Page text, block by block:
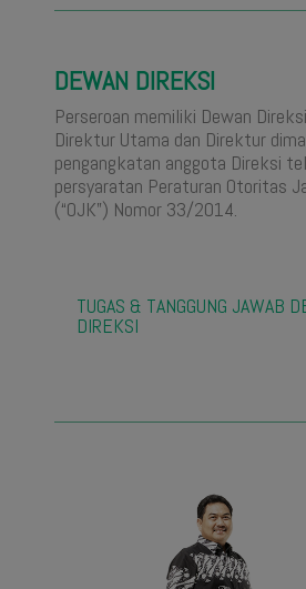
DEWAN DIREKSI
Perseroan memiliki Dewan
Direktur Utama dan Direktur
pengangkatan anggota Direksi
persyaratan Peraturan Otoritas
(“OJK”) Nomor 33/2014.
TUGAS & TANGGUNG JAWAB
DIREKSI